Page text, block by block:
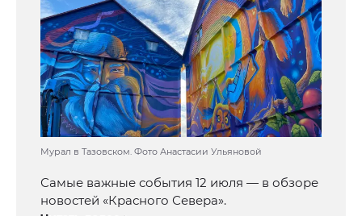
Мурал в Тазовском. Фото Анастасии Ульяновой
Самые важные события 12 июля — в обзоре
новостей «Красного Севера».